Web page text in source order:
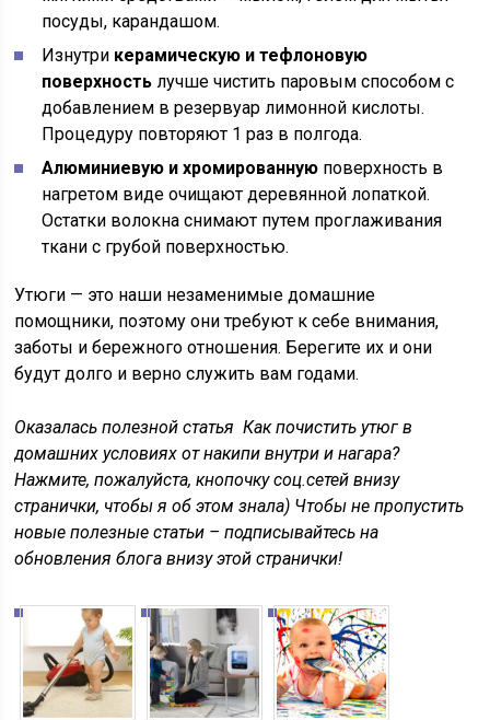
посуды, карандашом.
Изнутри керамическую и тефлоновую
поверхность лучше чистить паровым способом с
добавлением в резервуар лимонной кислоты.
Процедуру повторяют 1 раз в полгода.
Алюминиевую и хромированную поверхность в
нагретом виде очищают деревянной лопаткой.
Остатки волокна снимают путем проглаживания
ткани с грубой поверхностью.
Утюги — это наши незаменимые домашние
помощники, поэтому они требуют к себе внимания,
заботы и бережного отношения. Берегите их и они
будут долго и верно служить вам годами.
Оказалась полезной статья Как почистить утюг в
домашних условиях от накипи внутри и нагара?
Нажмите, пожалуйста, кнопочку соц.сетей внизу
странички, чтобы я об этом знала) Чтобы не пропустить
новые полезные статьи – подписывайтесь на
обновления блога внизу этой странички!